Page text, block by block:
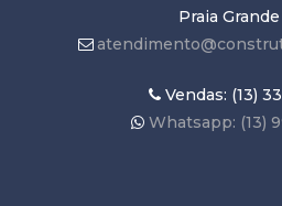
Praia
Vendas: (13)
Whatsapp: (13)